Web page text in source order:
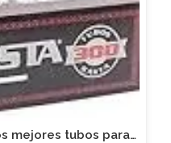
mejores tubos para…